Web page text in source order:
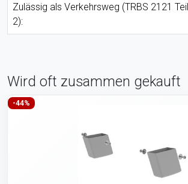
Zulässig als Verkehrsweg (TRBS 2121 Teil
2):
Wird oft zusammen gekauft
-44%